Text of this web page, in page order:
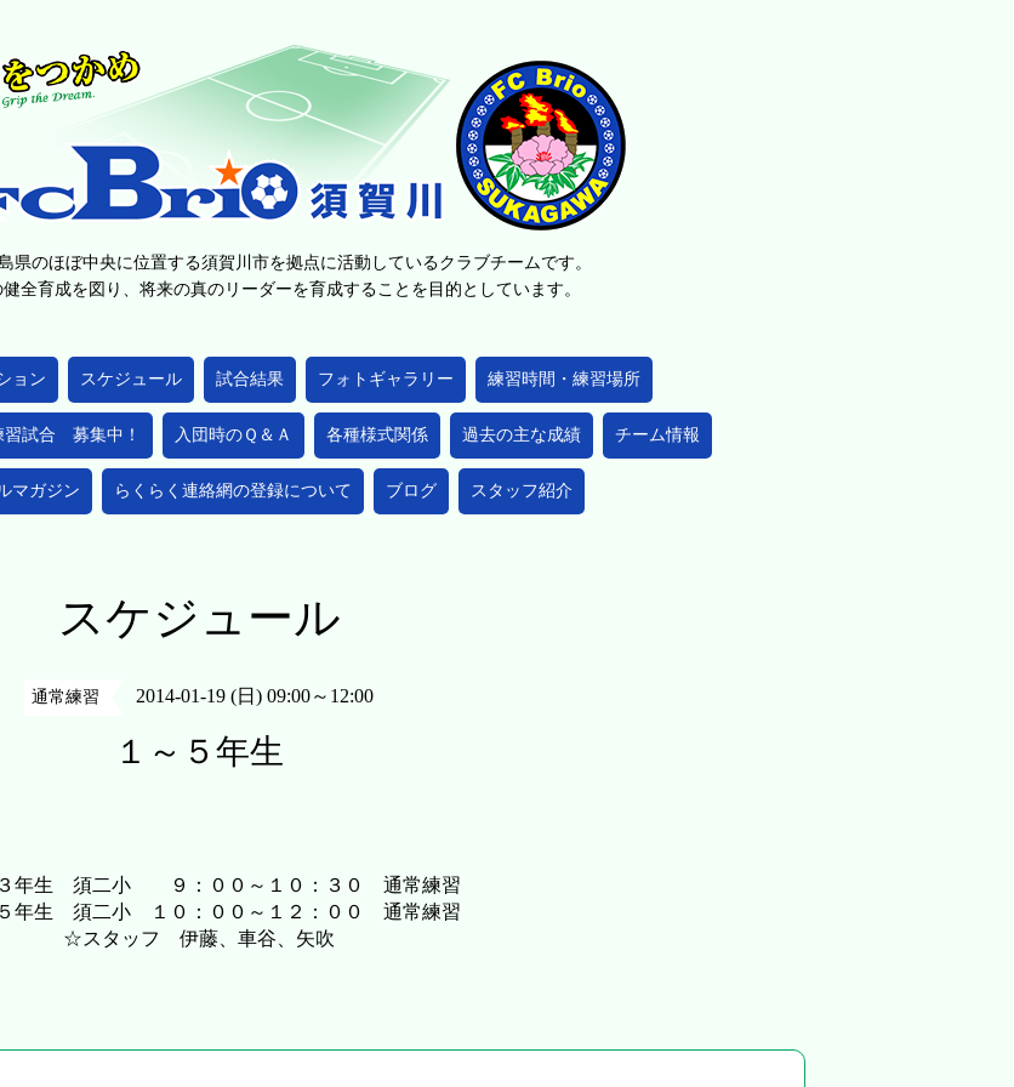
県のほぼ中央に位置する須賀川市を拠点に活動しているクラブチームです。
全育成を図り、将来の真のリーダーを育成することを目的としています。
ョン スケジュール 試合結果 フォトギャラリー 練習時間・練習場所
習試合 募集中！ 入団時のＱ＆Ａ 各種様式関係 過去の主な成績 チーム情報
マガジン らくらく連絡網の登録について ブログ スタッフ紹介
スケジュール
通常練習 2014-01-19 (日) 09:00～12:00
１～５年生
年生 須二小 ９：００～１０：３０ 通常練習
年生 須二小 １０：００～１２：００ 通常練習
☆スタッフ 伊藤、車谷、矢吹